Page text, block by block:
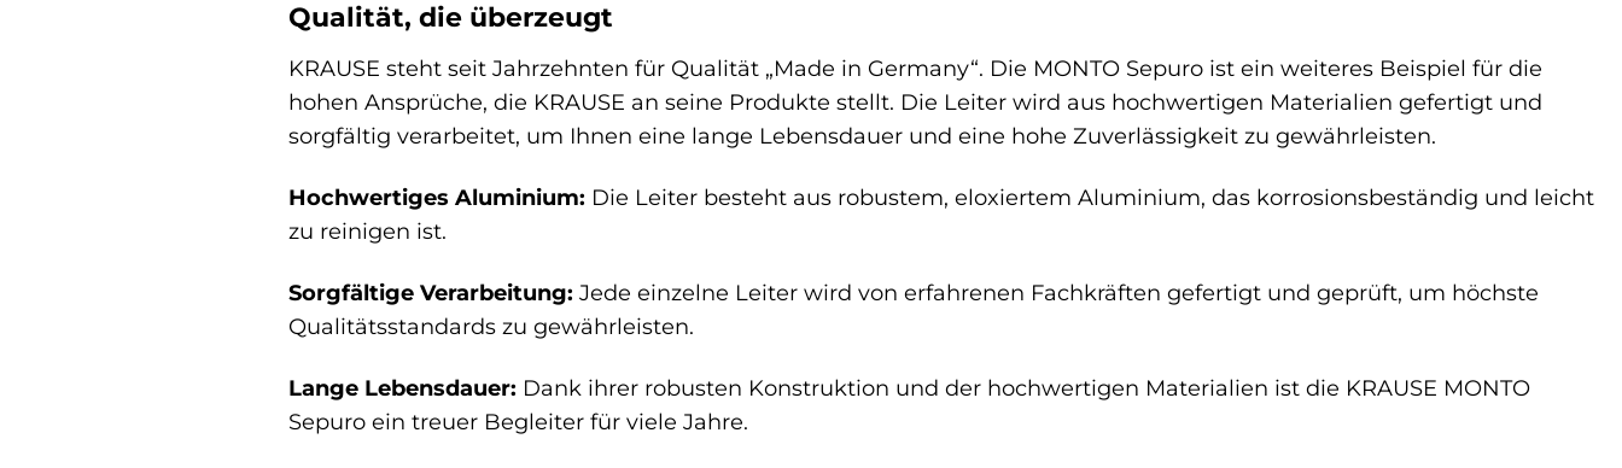
Qualität, die überzeugt
KRAUSE steht seit Jahrzehnten für Qualität „Made in Germany“. Die MONTO Sepuro ist ein weiteres Beispiel für die
hohen Ansprüche, die KRAUSE an seine Produkte stellt. Die Leiter wird aus hochwertigen Materialien gefertigt und
sorgfältig verarbeitet, um Ihnen eine lange Lebensdauer und eine hohe Zuverlässigkeit zu gewährleisten.
Hochwertiges Aluminium: Die Leiter besteht aus robustem, eloxiertem Aluminium, das korrosionsbeständig und leicht
zu reinigen ist.
Sorgfältige Verarbeitung: Jede einzelne Leiter wird von erfahrenen Fachkräften gefertigt und geprüft, um höchste
Qualitätsstandards zu gewährleisten.
Lange Lebensdauer: Dank ihrer robusten Konstruktion und der hochwertigen Materialien ist die KRAUSE MONTO
Sepuro ein treuer Begleiter für viele Jahre.